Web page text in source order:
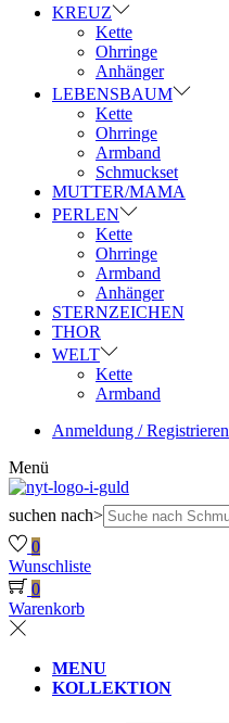
KREUZ
Kette
Ohrringe
Anhänger
LEBENSBAUM
Kette
Ohrringe
Armband
Schmuckset
MUTTER/MAMA
PERLEN
Kette
Ohrringe
Armband
Anhänger
STERNZEICHEN
THOR
WELT
Kette
Armband
Anmeldung / Registrieren
Menü
suchen nach>
0
Wunschliste
0
Warenkorb
MENU
KOLLEKTION